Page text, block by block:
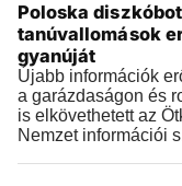
Poloska
tanúvallomások
gyanúját
Újabb információk
a garázdaságon és
is elkövethetett az
Nemzet információi